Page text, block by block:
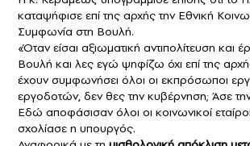
καταψήφισε επί της αρχής την Εθνική
Συμφωνία στη Βουλή.
«Όταν είσαι αξιωματική αντιπολίτευση και
Βουλή και λες εγώ ψηφίζω όχι επί της
έχουν συμφωνήσει όλοι οι εκπρόσωποι
εργοδοτών, δεν θες την κυβέρνηση; Άσε
Εδώ αποφάσισαν όλοι οι κοινωνικοί
σχολίασε η υπουργός.